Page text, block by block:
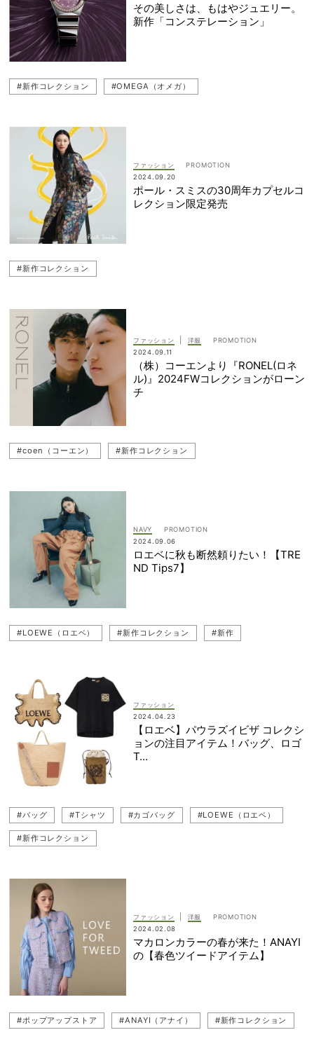
その美しさは、もはやジュエリー。
新作「コンステレーション」
#新作コレクション #OMEGA（オメガ）
ファッション
2024.09.20
ポール・スミスの30周年カプセルコ
レクション限定発売
#新作コレクション
ファッション
洋服
2024.09.11
（株）コーエンより『RONEL(ロネ
ル)』2024FWコレクションがローン
チ
#coen（コーエン） #新作コレクション
NAVY
2024.09.06
ロエベに秋も断然頼りたい！【TRE
ND Tips7】
#LOEWE（ロエベ） #新作コレクション #新作
ファッション
2024.04.23
【ロエベ】パウラズイビザ コレクシ
ョンの注目アイテム！バッグ、ロゴ
T…
#バッグ #Tシャツ #カゴバッグ #LOEWE（ロエベ）
#新作コレクション
ファッション
洋服
2024.02.08
マカロンカラーの春が来た！ANAYI
の【春色ツイードアイテム】
#ポップアップストア #ANAYI（アナイ） #新作コレクション